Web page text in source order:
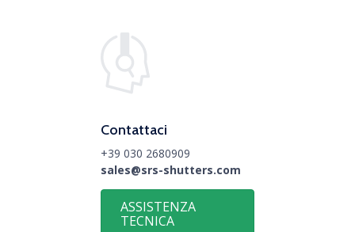
Contattaci
+39 030 2680909
sales@srs-shutters.com
ASSISTENZA
TECNICA